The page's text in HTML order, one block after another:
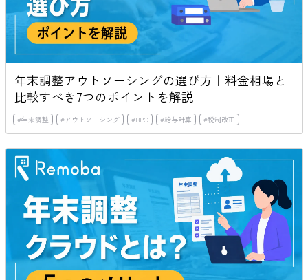
年末調整アウトソーシングの選び方｜料金相場と
比較すべき7つのポイントを解説
#年末調整 #アウトソーシング #BPO #給与計算 #税制改正